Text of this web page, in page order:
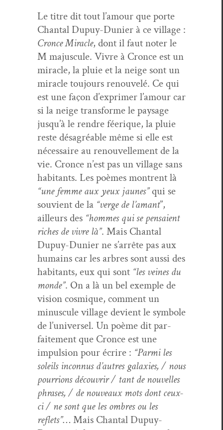
Le titre dit tout l’amour que porte
Chan­tal Dupuy-Dunier à ce vil­lage :
Cronce Mir­a­cle, dont il faut not­er le
M majus­cule. Vivre à Cronce est un
mir­a­cle, la pluie et la neige sont un
mir­a­cle tou­jours renou­velé. Ce qui
est une façon d’ex­primer l’amour car
si la neige trans­forme le paysage
jusqu’à le ren­dre féerique, la pluie
reste désagréable même si elle est
néces­saire au renou­velle­ment de la
vie. Cronce n’est pas un vil­lage sans
habi­tants. Les poèmes mon­trent là
“une femme aux yeux jaunes”qui se
sou­vient de la “verge de l’a­mant”,
ailleurs des “hommes qui se pen­saient
rich­es de vivre là”. Mais Chan­tal
Dupuy-Dunier ne s’ar­rête pas aux
humains car les arbres sont aus­si des
habi­tants, eux qui sont “les veines du
monde”. On a là un bel exem­ple de
vision cos­mique, com­ment un
minus­cule vil­lage devient le sym­bole
de l’u­ni­versel. Un poème dit par­
faite­ment que Cronce est une
impul­sion pour écrire : “Par­mi les
soleils incon­nus d’autres galax­ies, / nous
pour­rions décou­vrir / tant de nou­velles
phras­es, / de nou­veaux mots dont ceux-
ci / ne sont que les ombres ou les
reflets”… Mais Chan­tal Dupuy-